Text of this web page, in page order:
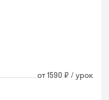
от 1590 ₽ / урок